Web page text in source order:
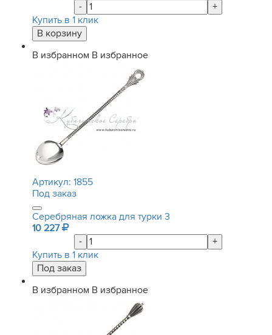
-
+
Купить в 1 клик
В избранном В избранное
Артикул: 1855
Под заказ
Серебряная ложка для турки 3
10 227
-
+
Купить в 1 клик
В избранном В избранное